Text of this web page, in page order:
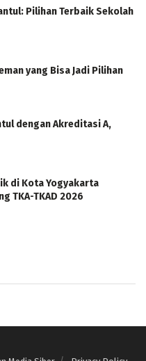
Pilihan Terbaik Sekolah
yang Bisa Jadi Pilihan
dengan Akreditasi A,
di Kota Yogyakarta
TKA-TKAD 2026